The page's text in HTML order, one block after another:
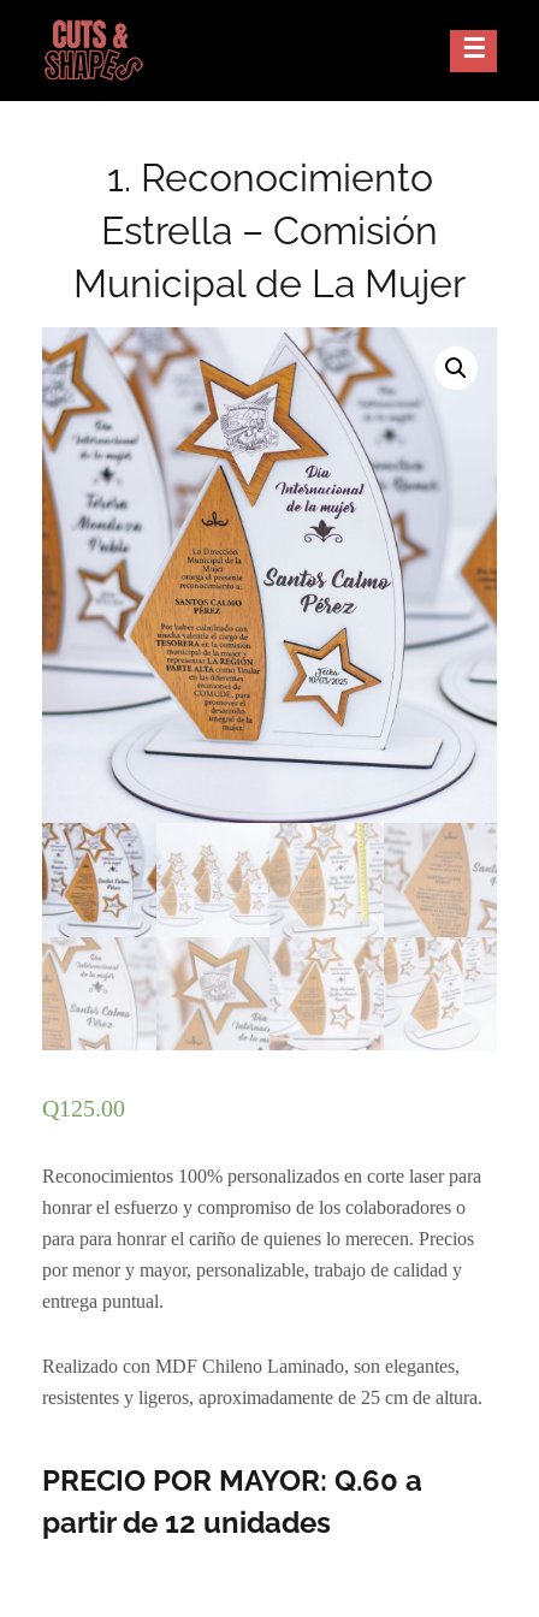
content
1. Reconocimiento
Estrella – Comisión
Municipal de La Mujer
Q125.00
Reconocimientos 100% personalizados en corte laser para
honrar el esfuerzo y compromiso de los colaboradores o
para para honrar el cariño de quienes lo merecen. Precios
por menor y mayor, personalizable, trabajo de calidad y
entrega puntual.
Realizado con MDF Chileno Laminado, son elegantes,
resistentes y ligeros, aproximadamente de 25 cm de altura.
PRECIO POR MAYOR: Q.60 a
partir de 12 unidades